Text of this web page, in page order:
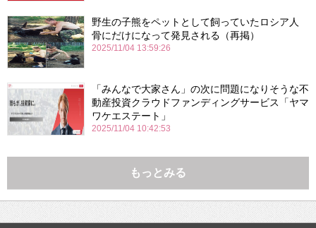
野生の子熊をペットとして飼っていたロシア人
骨にだけになって発見される（再掲）
2025/11/04 13:59:26
「みんなで大家さん」の次に問題になりそうな不
動産投資クラウドファンディングサービス「ヤマ
ワケエステート」
2025/11/04 10:42:53
もっとみる